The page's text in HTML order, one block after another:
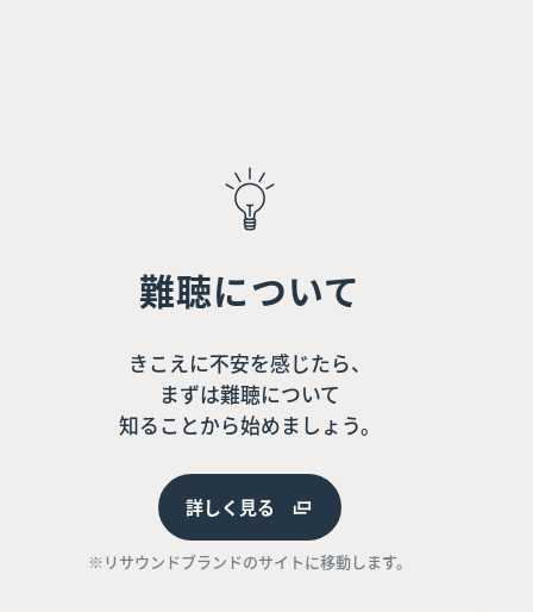
難聴について
きこえに不安を感じたら、
まずは難聴について
知ることから始めましょう。
詳しく見る
※リサウンドブランドのサイトに移動します。